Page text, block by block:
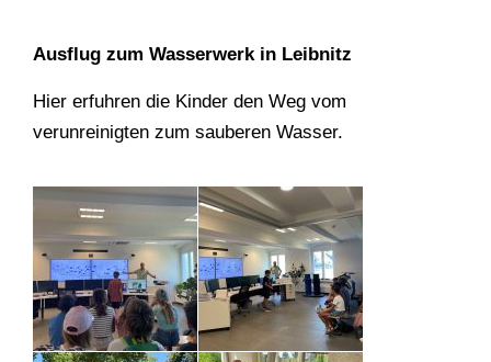
Ausflug zum Wasserwerk in Leibnitz
Hier erfuhren die Kinder den Weg vom
verunreinigten zum sauberen Wasser.